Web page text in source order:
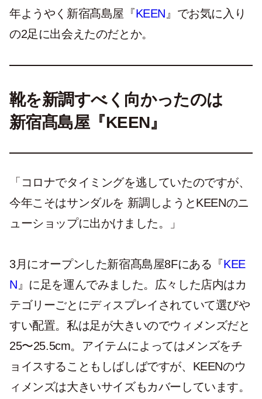
年ようやく新宿髙島屋『KEEN 』でお気に入り
の2足に出会えたのだとか。
靴を新調すべく向かったのは
新宿髙島屋『KEEN』
「コロナでタイミングを逃していたのですが、
今年こそはサンダルを 新調しようとKEENのニ
ューショップに出かけました。」
3月にオープンした新宿髙島屋8Fにある『KEE
N 』に足を運んでみました。広々した店内はカ
テゴリーごとにディスプレイされていて選びや
すい配置。私は足が大きいのでウィメンズだと
25〜25.5cm。アイテムによってはメンズをチ
ョイスすることもしばしばですが、KEENのウ
ィメンズは大きいサイズもカバーしています。